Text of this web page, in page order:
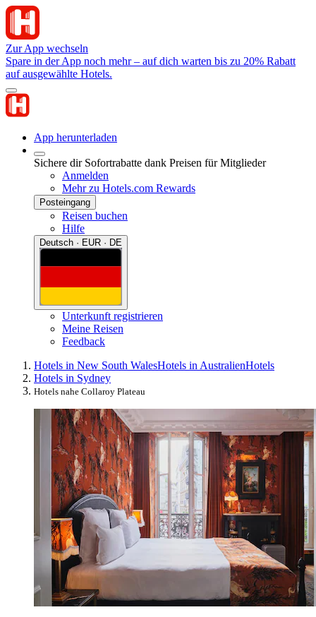
Zur App wechseln
Spare in der App noch mehr – auf dich warten bis zu 20% Rabatt
auf ausgewählte Hotels.
App herunterladen
Sichere dir Sofortrabatte dank Preisen für Mitglieder
Anmelden
Mehr zu Hotels.com Rewards
Posteingang
Reisen buchen
Hilfe
Deutsch · EUR · DE
Unterkunft registrieren
Meine Reisen
Feedback
Hotels in New South WalesHotels in AustralienHotels
Hotels in Sydney
Hotels nahe Collaroy Plateau